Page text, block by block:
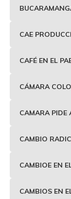
CAE
CAFÉ EN EL
CÁMARA
CAMARA PIDE
CAMBIO
CAMBIOE EN
CAMBIOS EN